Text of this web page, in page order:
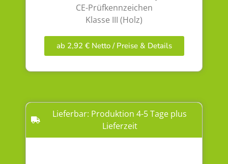
CE-Prüfkennzeichen
Klasse III (Holz)
ab 2,92 € Netto / Preise & Details
Lieferbar: Produktion 4-5 Tage plus
Lieferzeit